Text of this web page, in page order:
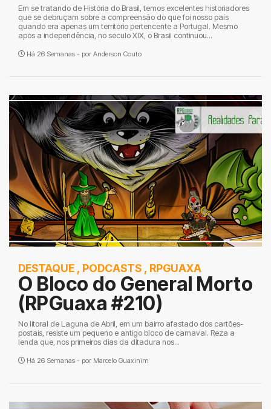
Em se tratando de História do Brasil, temos excelentes historiadores
que se debruçam sobre a compreensão do que foi nosso país
quando era apenas um território pertencente a Portugal. Mesmo
após a independência, no século XIX, o Brasil continuou...
Há 26 Semanas - por Anderson Couto
DESTAQUE , PODCASTS , RPGUAXA
O Bloco do General Morto
(RPGuaxa #210)
No litoral de Laguna de Abril, em um bairro afastado dos cartões-
postais, resiste um pequeno e antigo bloco de carnaval. Reza a
lenda que, nos primeiros dias da ditadura nos...
Há 26 Semanas - por Marcelo Guaxinim